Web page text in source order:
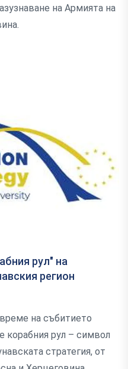
на Армията на
рул" на
регион
на събитието
рул – символ
стратегия, от